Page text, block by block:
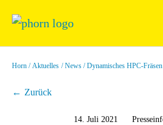
Horn Aktuelles News Dynamisches HPC-
Zurück
14. Juli 2021